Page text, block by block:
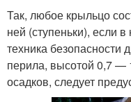
Так, любое крыльцо
ней (ступеньки), если
техника безопасности
перила, высотой 0,7 —
осадков, следует